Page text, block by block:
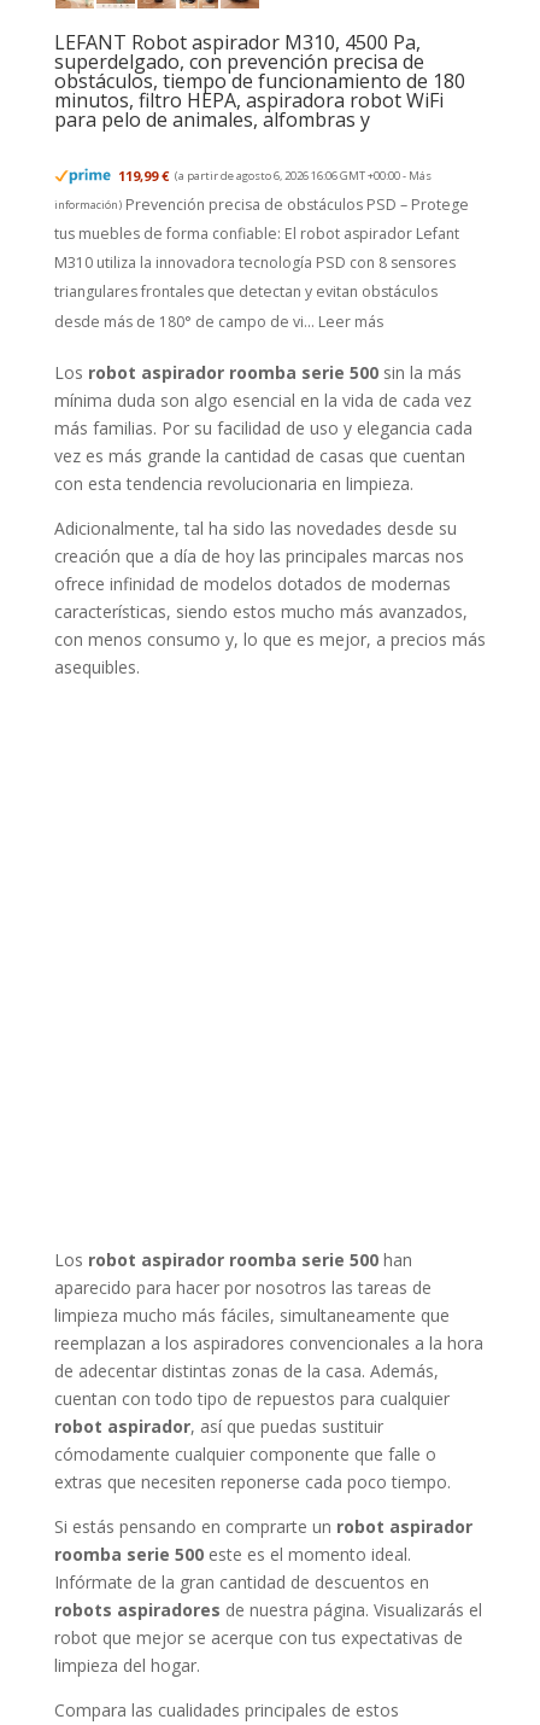
LEFANT Robot aspirador M310, 4500 Pa,
superdelgado, con prevención precisa de
obstáculos, tiempo de funcionamiento de 180
minutos, filtro HEPA, aspiradora robot WiFi
para pelo de animales, alfombras y
119,99 € (a partir de agosto 6, 2026 16:06 GMT +00:00 - Más
información) Prevención precisa de obstáculos PSD – Protege
tus muebles de forma confiable: El robot aspirador Lefant
M310 utiliza la innovadora tecnología PSD con 8 sensores
triangulares frontales que detectan y evitan obstáculos
desde más de 180° de campo de vi... Leer más
Los robot aspirador roomba serie 500sin la más
mínima duda son algo esencial en la vida de cada vez
más familias. Por su facilidad de uso y elegancia cada
vez es más grande la cantidad de casas que cuentan
con esta tendencia revolucionaria en limpieza.
Adicionalmente, tal ha sido las novedades desde su
creación que a día de hoy las principales marcas nos
ofrece infinidad de modelos dotados de modernas
características, siendo estos mucho más avanzados,
con menos consumo y, lo que es mejor, a precios más
asequibles.
Los robot aspirador roomba serie 500han
aparecido para hacer por nosotros las tareas de
limpieza mucho más fáciles, simultaneamente que
reemplazan a los aspiradores convencionales a la hora
de adecentar distintas zonas de la casa. Además,
cuentan con todo tipo de repuestos para cualquier
robot aspirador, así que puedas sustituir
cómodamente cualquier componente que falle o
extras que necesiten reponerse cada poco tiempo.
Si estás pensando en comprarte un robot aspirador
roomba serie 500este es el momento ideal.
Infórmate de la gran cantidad de descuentos en
robots aspiradores de nuestra página. Visualizarás el
robot que mejor se acerque con tus expectativas de
limpieza del hogar.
Compara las cualidades principales de estos